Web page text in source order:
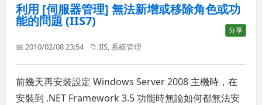
利用 [伺服器管理] 無法新增或移除角色或功
能的問題 (IIS7)
分享
📅 2010/02/08 23:54 📁IIS, 系統管理
前幾天再安裝設定 Windows Server 2008 主機時，在
安裝到 .NET Framework 3.5 功能時無論如何都無法安